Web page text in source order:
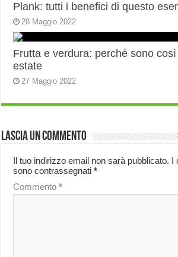
Plank: tutti i benefici di questo
28 Maggio 2022
Frutta e verdura: perché sono
estate
27 Maggio 2022
Lascia un commento
Il tuo indirizzo email non sarà pubblicato. I
sono contrassegnati*
Commento*